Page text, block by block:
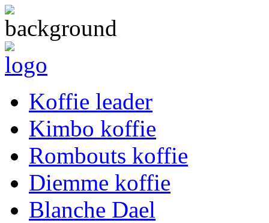
Koffie leader
Kimbo koffie
Rombouts koffie
Diemme koffie
Blanche Dael